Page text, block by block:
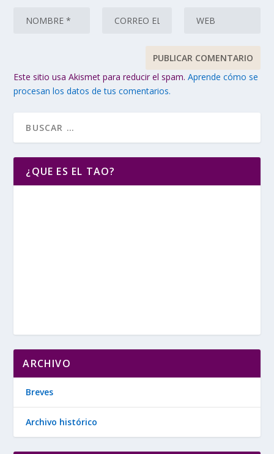
Este sitio usa Akismet para reducir el spam.Aprende cómo se
procesan los datos de tus comentarios.
¿QUE ES EL TAO?
ARCHIVO
Breves
Archivo histórico